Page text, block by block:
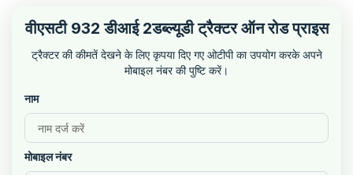
वीएसटी 932 डीआई 2डब्ल्यूडी ट्रैक्टर ऑन रोड प्राइस
ट्रैक्टर की कीमतें देखने के लिए कृपया दिए गए ओटीपी का उपयोग करके अपने
मोबाइल नंबर की पुष्टि करें।
नाम
मोबाइल नंबर